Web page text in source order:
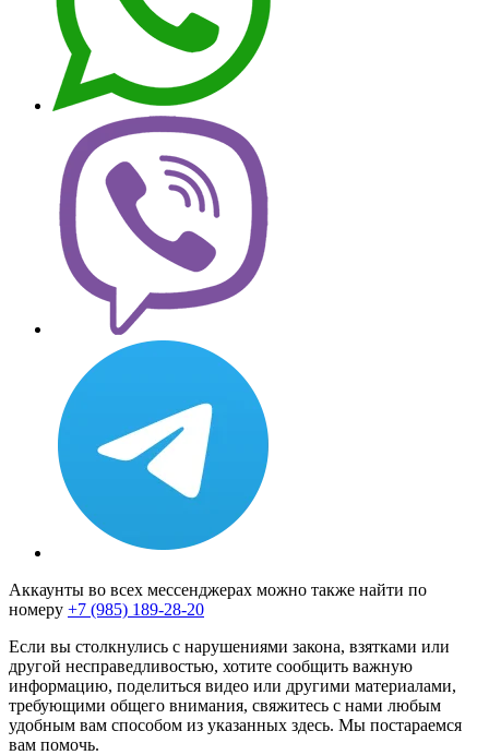
Аккаунты во всех мессенджерах можно также найти по
номеру +7 (985) 189-28-20
Если вы столкнулись с нарушениями закона, взятками или
другой несправедливостью, хотите сообщить важную
информацию, поделиться видео или другими материалами,
требующими общего внимания, свяжитесь с нами любым
удобным вам способом из указанных здесь. Мы постараемся
вам помочь.